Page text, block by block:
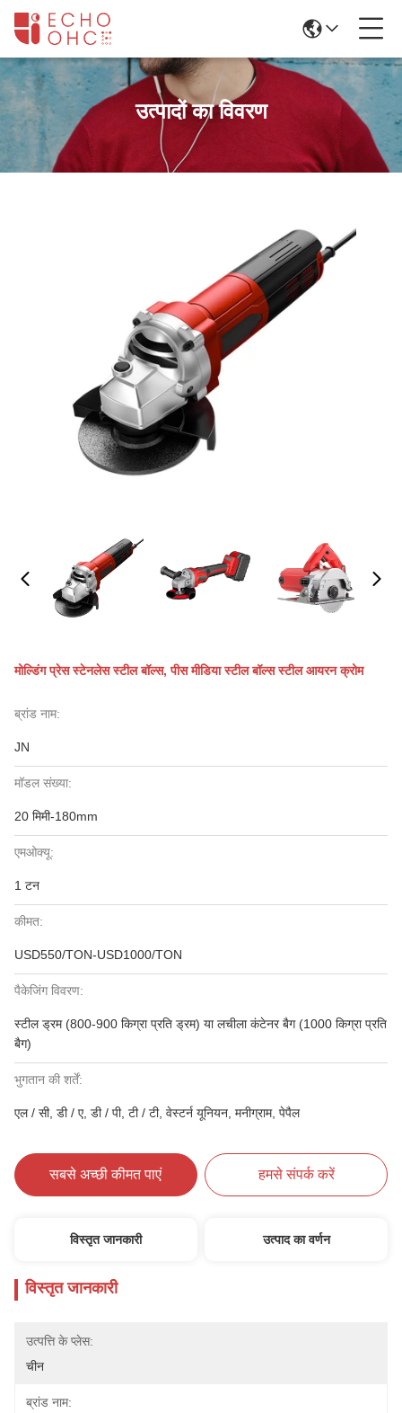
उत्पादों का विवरण
मोल्डिंग प्रेस स्टेनलेस स्टील बॉल्स, पीस मीडिया स्टील बॉल्स स्टील आयरन क्रोम
ब्रांड नाम:
JN
मॉडल संख्या:
20 मिमी-180mm
एमओक्यू:
1 टन
कीमत:
USD550/TON-USD1000/TON
पैकेजिंग विवरण:
स्टील ड्रम (800-900 किग्रा प्रति ड्रम) या लचीला कंटेनर बैग (1000 किग्रा प्रति
बैग)
भुगतान की शर्तें:
एल / सी, डी / ए, डी / पी, टी / टी, वेस्टर्न यूनियन, मनीग्राम, पेपैल
सबसे अच्छी कीमत पाएं हमसे संपर्क करें
विस्तृत जानकारी उत्पाद का वर्णन
विस्तृत जानकारी
उत्पत्ति के प्लेस:
चीन
ब्रांड नाम: